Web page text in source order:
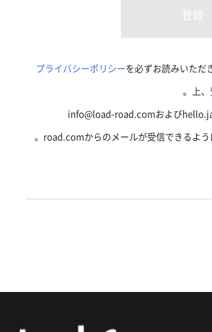
プライバシーポリシーを必ずお読みいただ
上
(※2) info@load-road.comおよび
road.comからのメールが受信できるよう